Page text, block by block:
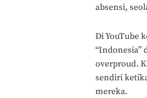
absensi,
Di YouTube
“Indonesia”
overproud.
sendiri
mereka.